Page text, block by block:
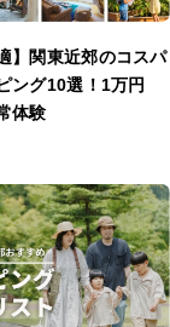
】関東近郊のコスパ
ング10選！1万円
体験